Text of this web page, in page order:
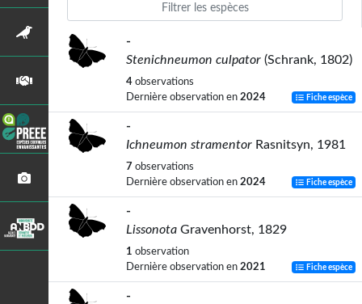
-
Stenichneumon culpator (Schrank, 1802)
4 observations
Dernière observation en 2024 Fiche espèce
-
Ichneumon stramentor Rasnitsyn, 1981
7 observations
Dernière observation en 2024 Fiche espèce
-
Lissonota Gravenhorst, 1829
1 observation
Dernière observation en 2021 Fiche espèce
-